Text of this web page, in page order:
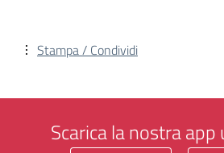
Stampa / Condividi
Scarica la nostra app